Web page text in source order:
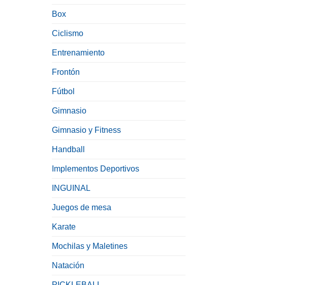
Box
Ciclismo
Entrenamiento
Frontón
Fútbol
Gimnasio
Gimnasio y Fitness
Handball
Implementos Deportivos
INGUINAL
Juegos de mesa
Karate
Mochilas y Maletines
Natación